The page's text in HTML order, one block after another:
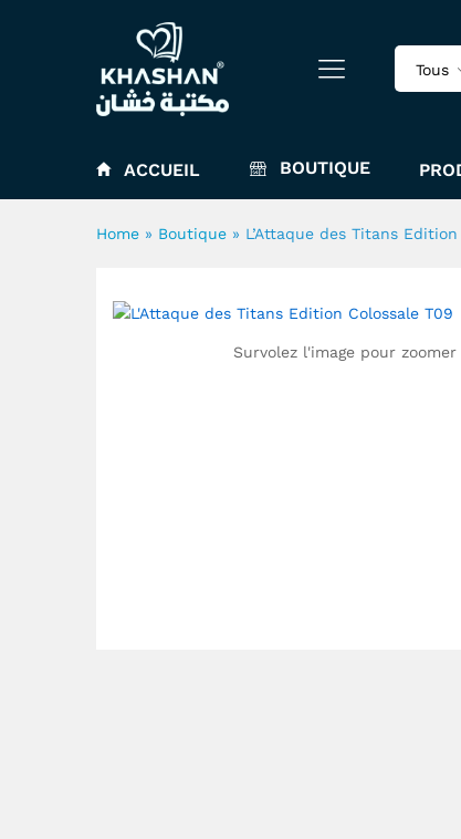
Tous
ACCUEIL BOUTIQUE
Home » Boutique » L’Attaque des Titans
Survolez l'image pour zoomer
L'Attaque des Titans